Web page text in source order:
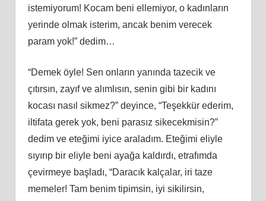
istemiyorum! Kocam beni ellemiyor, o kadınların
yerinde olmak isterim, ancak benim verecek
param yok!” dedim…
“Demek öyle! Sen onların yanında tazecik ve
çıtırsın, zayıf ve alımlısın, senin gibi bir kadını
kocası nasıl sikmez?” deyince, “Teşekkür ederim,
iltifata gerek yok, beni parasız sikecekmisin?”
dedim ve eteğimi iyice araladım. Eteğimi eliyle
sıyırıp bir eliyle beni ayağa kaldırdı, etrafımda
çevirmeye başladı, “Daracık kalçalar, iri taze
memeler! Tam benim tipimsin, iyi sikilirsin,